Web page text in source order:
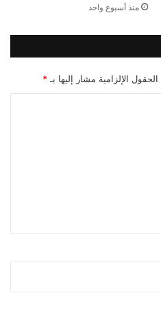
منذ أسبوع واحد
الحقول الإلزامية مشار إليها بـ *